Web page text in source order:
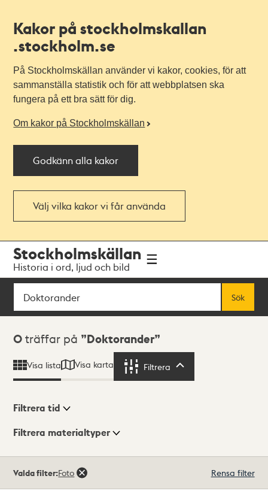
Kakor på stockholmskallan
.stockholm.se
På Stockholmskällan använder vi kakor, cookies, för att
sammanställa statistik och för att webbplatsen ska
fungera på ett bra sätt för dig.
Om kakor på Stockholmskällan
Godkänn alla kakor
Välj vilka kakor vi får använda
navigationen
huvudinnehållet
Stockholmskällan
Historia i ord, ljud och bild
Sök
Sök
Sökresultat
0 träffar på Doktorander
Visa lista Visa karta Filtrera
Visningsläge
Filtrera tid
Filtrera materialtyper
träffar
Valda filter:Foto Rensa filter